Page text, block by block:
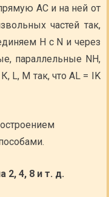
АС и на ней от
частей так,
Н с N и через
параллельные NH,
L, М так, что AL = IK
2, 4, 8 и т. д.